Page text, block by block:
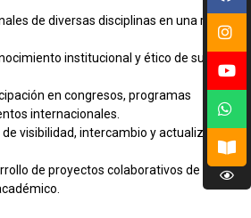
de diversas disciplinas en una red
institucional y ético de sus
en congresos, programas
internacionales.
visibilidad, intercambio y actualización
de proyectos colaborativos de